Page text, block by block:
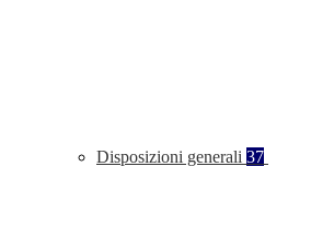
Disposizioni generali 37